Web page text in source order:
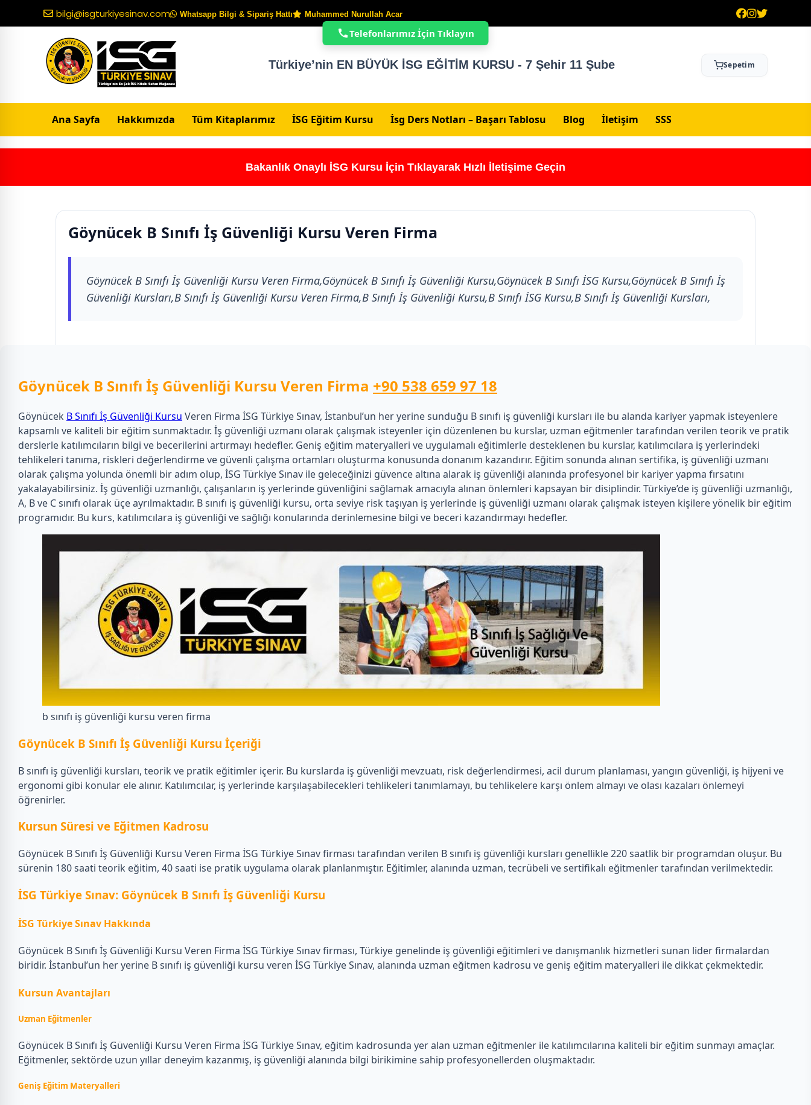
bilgi@isgturkiyesinav.com Whatsapp Bilgi & Sipariş Hattı Muhammed Nurullah Acar
Türkiye’nin EN BÜYÜK İSG EĞİTİM KURSU - 7 Şehir 11 Şube Sepetim
Ana Sayfa Hakkımızda Tüm Kitaplarımız İSG Eğitim Kursu İsg Ders Notları – Başarı Tablosu Blog İletişim SSS
Bakanlık Onaylı İSG Kursu İçin Tıklayarak Hızlı İletişime Geçin
Göynücek B Sınıfı İş Güvenliği Kursu Veren Firma
Göynücek B Sınıfı İş Güvenliği Kursu Veren Firma,Göynücek B Sınıfı İş Güvenliği Kursu,Göynücek B Sınıfı İSG Kursu,Göynücek B Sınıfı İş
Güvenliği Kursları,B Sınıfı İş Güvenliği Kursu Veren Firma,B Sınıfı İş Güvenliği Kursu,B Sınıfı İSG Kursu,B Sınıfı İş Güvenliği Kursları,
Göynücek B Sınıfı İş Güvenliği Kursu Veren Firma +90 538 659 97 18
Göynücek B Sınıfı İş Güvenliği Kursu Veren Firma İSG Türkiye Sınav, İstanbul’un her yerine sunduğu B sınıfı iş güvenliği kursları ile bu alanda kariyer yapmak isteyenlere
kapsamlı ve kaliteli bir eğitim sunmaktadır. İş güvenliği uzmanı olarak çalışmak isteyenler için düzenlenen bu kurslar, uzman eğitmenler tarafından verilen teorik ve pratik
derslerle katılımcıların bilgi ve becerilerini artırmayı hedefler. Geniş eğitim materyalleri ve uygulamalı eğitimlerle desteklenen bu kurslar, katılımcılara iş yerlerindeki
tehlikeleri tanıma, riskleri değerlendirme ve güvenli çalışma ortamları oluşturma konusunda donanım kazandırır. Eğitim sonunda alınan sertifika, iş güvenliği uzmanı
olarak çalışma yolunda önemli bir adım olup, İSG Türkiye Sınav ile geleceğinizi güvence altına alarak iş güvenliği alanında profesyonel bir kariyer yapma fırsatını
yakalayabilirsiniz. İş güvenliği uzmanlığı, çalışanların iş yerlerinde güvenliğini sağlamak amacıyla alınan önlemleri kapsayan bir disiplindir. Türkiye’de iş güvenliği uzmanlığı,
A, B ve C sınıfı olarak üçe ayrılmaktadır. B sınıfı iş güvenliği kursu, orta seviye risk taşıyan iş yerlerinde iş güvenliği uzmanı olarak çalışmak isteyen kişilere yönelik bir eğitim
programıdır. Bu kurs, katılımcılara iş güvenliği ve sağlığı konularında derinlemesine bilgi ve beceri kazandırmayı hedefler.
b sınıfı iş güvenliği kursu veren firma
Göynücek B Sınıfı İş Güvenliği Kursu İçeriği
B sınıfı iş güvenliği kursları, teorik ve pratik eğitimler içerir. Bu kurslarda iş güvenliği mevzuatı, risk değerlendirmesi, acil durum planlaması, yangın güvenliği, iş hijyeni ve
ergonomi gibi konular ele alınır. Katılımcılar, iş yerlerinde karşılaşabilecekleri tehlikeleri tanımlamayı, bu tehlikelere karşı önlem almayı ve olası kazaları önlemeyi
öğrenirler.
Kursun Süresi ve Eğitmen Kadrosu
Göynücek B Sınıfı İş Güvenliği Kursu Veren Firma İSG Türkiye Sınav firması tarafından verilen B sınıfı iş güvenliği kursları genellikle 220 saatlik bir programdan oluşur. Bu
sürenin 180 saati teorik eğitim, 40 saati ise pratik uygulama olarak planlanmıştır. Eğitimler, alanında uzman, tecrübeli ve sertifikalı eğitmenler tarafından verilmektedir.
İSG Türkiye Sınav: Göynücek B Sınıfı İş Güvenliği Kursu
İSG Türkiye Sınav Hakkında
Göynücek B Sınıfı İş Güvenliği Kursu Veren Firma İSG Türkiye Sınav firması, Türkiye genelinde iş güvenliği eğitimleri ve danışmanlık hizmetleri sunan lider firmalardan
biridir. İstanbul’un her yerine B sınıfı iş güvenliği kursu veren İSG Türkiye Sınav, alanında uzman eğitmen kadrosu ve geniş eğitim materyalleri ile dikkat çekmektedir.
Kursun Avantajları
Uzman Eğitmenler
Göynücek B Sınıfı İş Güvenliği Kursu Veren Firma İSG Türkiye Sınav, eğitim kadrosunda yer alan uzman eğitmenler ile katılımcılarına kaliteli bir eğitim sunmayı amaçlar.
Eğitmenler, sektörde uzun yıllar deneyim kazanmış, iş güvenliği alanında bilgi birikimine sahip profesyonellerden oluşmaktadır.
Geniş Eğitim Materyalleri
Telefonlarımız İçin Tıklayın